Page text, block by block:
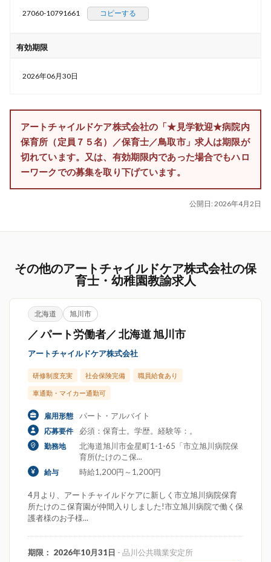
27060-10791661 コピーする
有効期限
2026年06月30日
アートチャイルドケア株式会社の「★見学歓迎★病院内
保育所（定員７５名）／保育士／鳥取市」求人は期限が
切れています。又は、有効期限内であった場合でもハロ
ーワークでの募集を取り下げています。
公開日: 2026年4月2日
その他のアートチャイルドケア株式会社の保
育士・幼稚園教諭求人
北海道 旭川市
／ パート労働者／ 北海道 旭川市
アートチャイルドケア株式会社
研修制度充実 社会保険完備 職員給食あり
車通勤・マイカー通勤可
雇用形態 パート・アルバイト
応募要件 必須：保育士。学歴。経験等：。
勤務地
北海道旭川市金星町1-1-65「市立旭川病院保
育所(たけのこ保...
給与 時給1,200円～1,200円
4月より、アートチャイルドケアに新しく市立旭川病院保育
所たけのこ保育園が仲間入りしました!市立旭川病院で働く保
護者様のお子様...
期限： 2026年10月31日 - 品川公共職業安定所